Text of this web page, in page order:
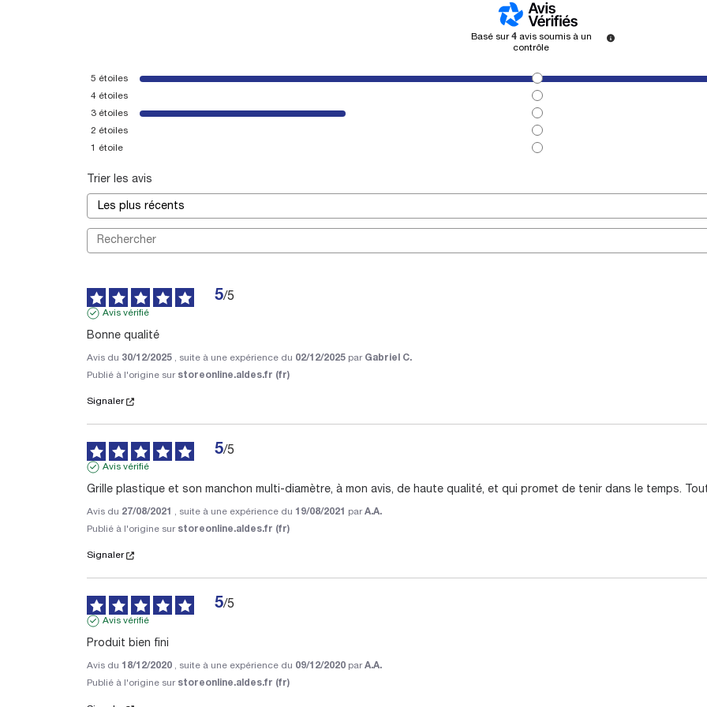
Basé sur4 avis soumis à un
contrôle
5 étoiles
4 étoiles
3 étoiles
2 étoiles
1 étoile
Trier les avis
5/5
Avis vérifié
Bonne qualité
Avis du 30/12/2025 , suite à une expérience du 02/12/2025 par Gabriel C.
Publié à l'origine sur storeonline.aldes.fr (fr)
Signaler
5/5
Avis vérifié
Grille plastique et son manchon multi-diamètre, à mon avis, de haute qualité, et qui promet de tenir dans le temps.
Avis du 27/08/2021 , suite à une expérience du 19/08/2021 parA.A.
Publié à l'origine sur storeonline.aldes.fr (fr)
Signaler
5/5
Avis vérifié
Produit bien fini
Avis du 18/12/2020 , suite à une expérience du 09/12/2020 parA.A.
Publié à l'origine sur storeonline.aldes.fr (fr)